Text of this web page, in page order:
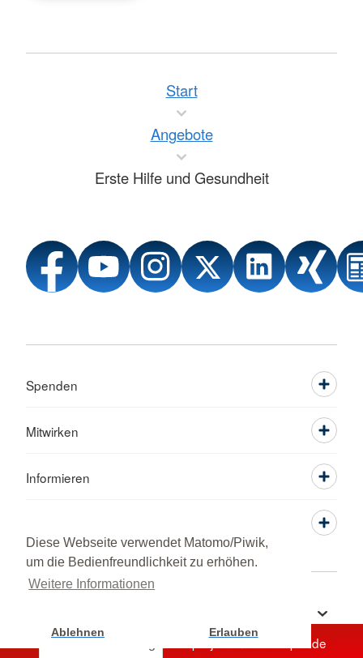
Diese Webseite verwendet Matomo/Piwik,
um die Bedienfreundlichkeit zu erhöhen.
Weitere Informationen
Ablehnen Erlauben
Unterstützen Sie jetzt ein Hilfsprojekt mit Ihrer Spende
Start
Angebote
Erste Hilfe und Gesundheit
Spenden
Mitwirken
Informieren